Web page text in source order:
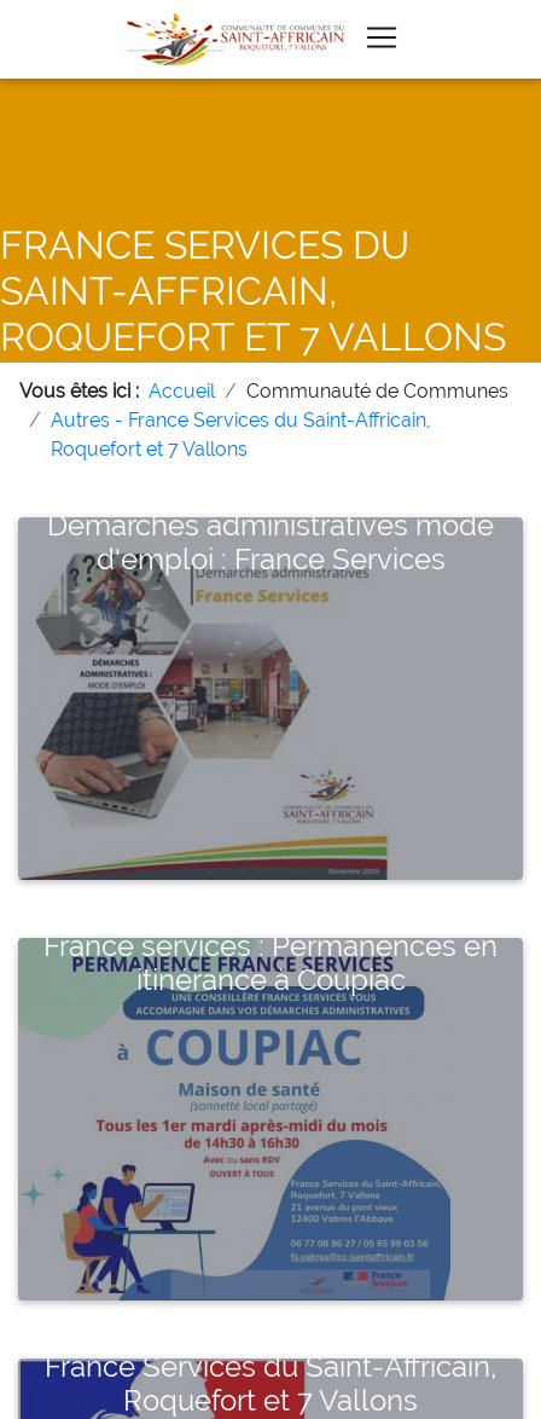
FRANCE SERVICES DU
SAINT-AFFRICAIN,
ROQUEFORT ET 7 VALLONS
Vous êtes ici : Accueil
Communauté de Communes
Autres - France Services du Saint-Affricain,
Roquefort et 7 Vallons
Démarches administratives mode
d'emploi : France Services
France services : Permanences en
itinérance à Coupiac
France Services du Saint-Affricain,
Roquefort et 7 Vallons